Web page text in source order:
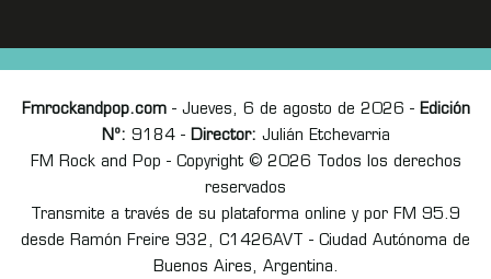
Fmrockandpop.com- Jueves, 6 de agosto de 2026 - Edición
Nº: 9184 - Director: Julián Etchevarria
FM Rock and Pop - Copyright © 2026 Todos los derechos
reservados
Transmite a través de su plataforma online y por FM 95.9
desde Ramón Freire 932, C1426AVT - Ciudad Autónoma de
Buenos Aires, Argentina.